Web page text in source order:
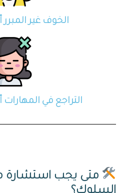
الخوف غير المبرر
التراجع في المهارات
متى يجب